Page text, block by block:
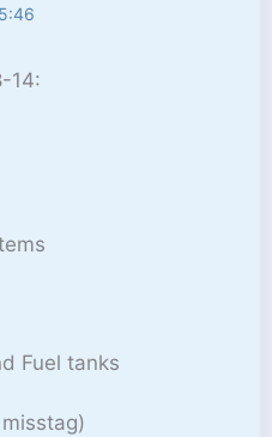
14:
Fuel tanks